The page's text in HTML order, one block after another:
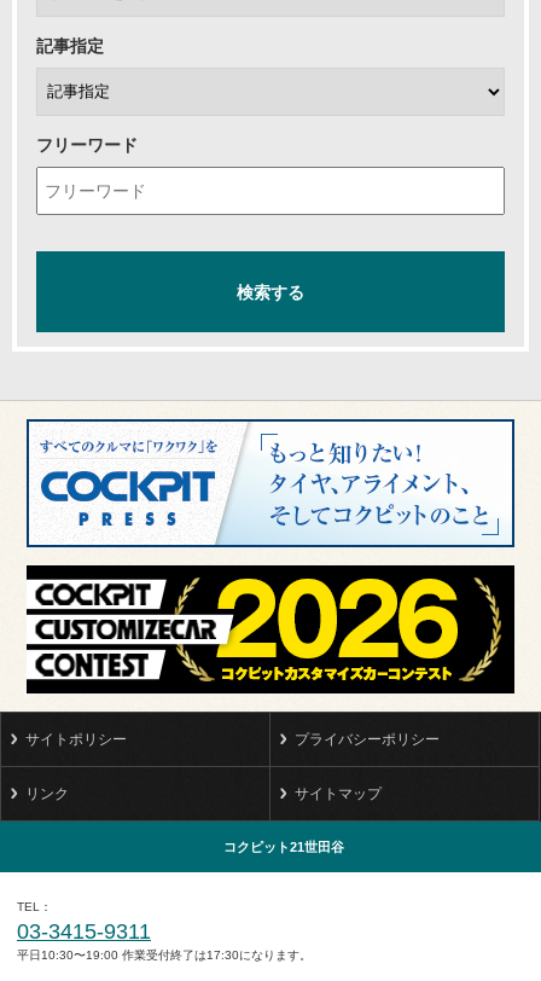
記事指定
フリーワード
サイトポリシー プライバシーポリシー
リンク サイトマップ
コクピット21世田谷
TEL
03-3415-9311
平日10:30〜19:00 作業受付終了は17:30になります。